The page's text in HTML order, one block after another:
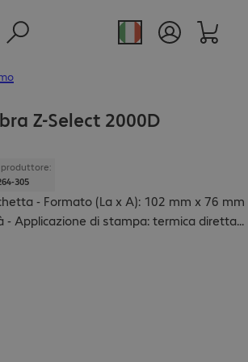
Z-Select 2000D
produttore:
305
- Formato (La x A): 102 mm x 76 mm
- Applicazione di stampa: termica diretta...